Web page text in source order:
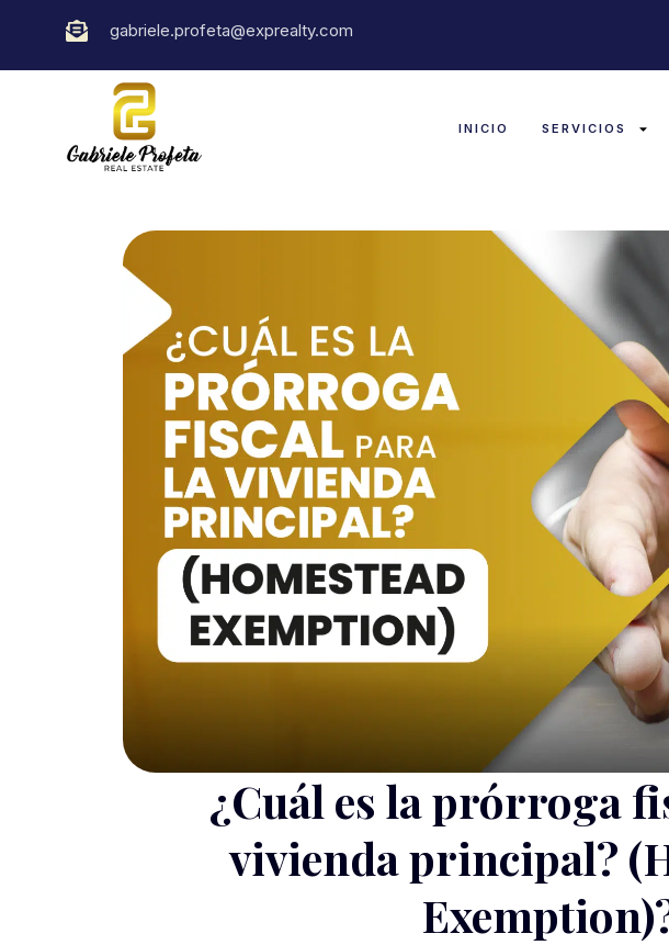
gabriele.profeta@exprealty.com
INICIO SERVICIOS
¿Cuál es la prórroga
vivienda principal?